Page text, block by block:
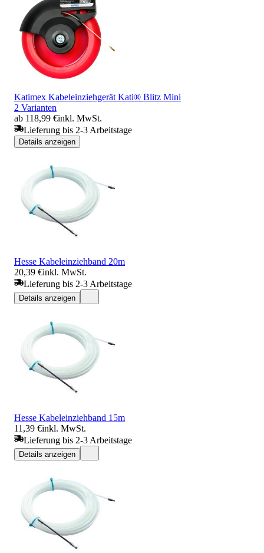
Katimex Kabeleinziehgerät Kati® Blitz Mini
2 Varianten
ab 118,99 €inkl. MwSt.
Lieferung bis 2-3 Arbeitstage
Details anzeigen
Hesse Kabeleinziehband 20m
20,39 €inkl. MwSt.
Lieferung bis 2-3 Arbeitstage
Details anzeigen
Hesse Kabeleinziehband 15m
11,39 €inkl. MwSt.
Lieferung bis 2-3 Arbeitstage
Details anzeigen